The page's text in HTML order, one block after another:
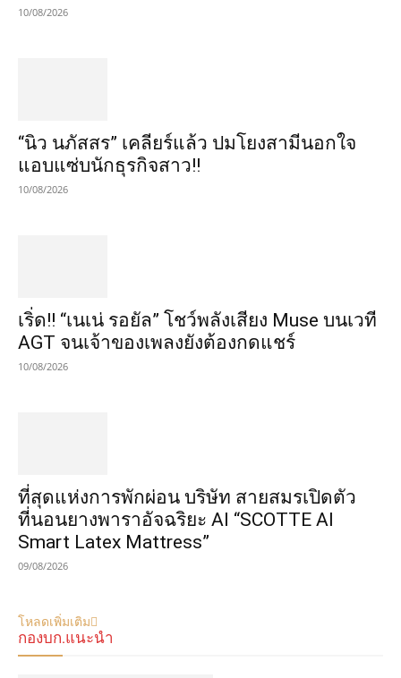
10/08/2026
“นิว นภัสสร” เคลียร์แล้ว ปมโยงสามีนอกใจ
แอบแซ่บนักธุรกิจสาว!!
10/08/2026
เริ่ด!! “เนเน่ รอยัล” โชว์พลังเสียง Muse บนเวที
AGT จนเจ้าของเพลงยังต้องกดแชร์
10/08/2026
ที่สุดแห่งการพักผ่อน บริษัท สายสมรเปิดตัว
ที่นอนยางพาราอัจฉริยะ AI “SCOTTE AI
Smart Latex Mattress”
09/08/2026
โหลดเพิ่มเติม
กองบก.แนะนำ